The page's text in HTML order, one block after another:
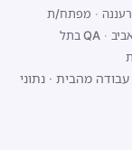
· מפתח/ת
·
QA בתל
עבודה מהבית · נתוני